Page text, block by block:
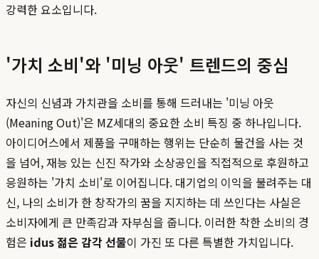
강력한 요소입니다.
'가치 소비'와 '미닝 아웃' 트렌드의 중심
자신의 신념과 가치관을 소비를 통해 드러내는 '미닝 아웃
(Meaning Out)'은 MZ세대의 중요한 소비 특징 중 하나입니다.
아이디어스에서 제품을 구매하는 행위는 단순히 물건을 사는 것
을 넘어, 재능 있는 신진 작가와 소상공인을 직접적으로 후원하고
응원하는 '가치 소비'로 이어집니다. 대기업의 이익을 불려주는 대
신, 나의 소비가 한 창작가의 꿈을 지지하는 데 쓰인다는 사실은
소비자에게 큰 만족감과 자부심을 줍니다. 이러한 착한 소비의 경
험은 idus 젊은 감각 선물이 가진 또 다른 특별한 가치입니다.